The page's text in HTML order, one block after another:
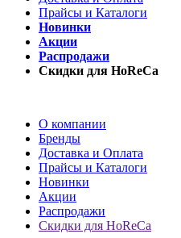
Прайсы и Каталоги
Новинки
Акции
Распродажи
Скидки для HoReCa
О компании
Бренды
Доставка и Оплата
Прайсы и Каталоги
Новинки
Акции
Распродажи
Скидки для HoReCa